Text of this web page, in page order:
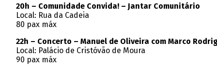
20h – Comunidade Convida! – Jantar Comunitário
Local: Rua da Cadeia
80 pax máx
22h – Concerto – Manuel de Oliveira com Marco
Local: Palácio de Cristóvão de Moura
90 pax máx